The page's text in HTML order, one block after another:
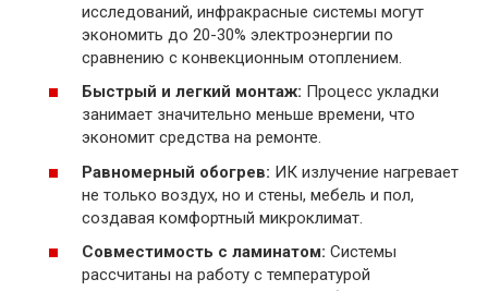
исследований, инфракрасные системы могут
экономить до 20-30% электроэнергии по
сравнению с конвекционным отоплением.
Быстрый и легкий монтаж: Процесс укладки
занимает значительно меньше времени, что
экономит средства на ремонте.
Равномерный обогрев: ИК излучение нагревает
не только воздух, но и стены, мебель и пол,
создавая комфортный микроклимат.
Совместимость с ламинатом: Системы
рассчитаны на работу с температурой